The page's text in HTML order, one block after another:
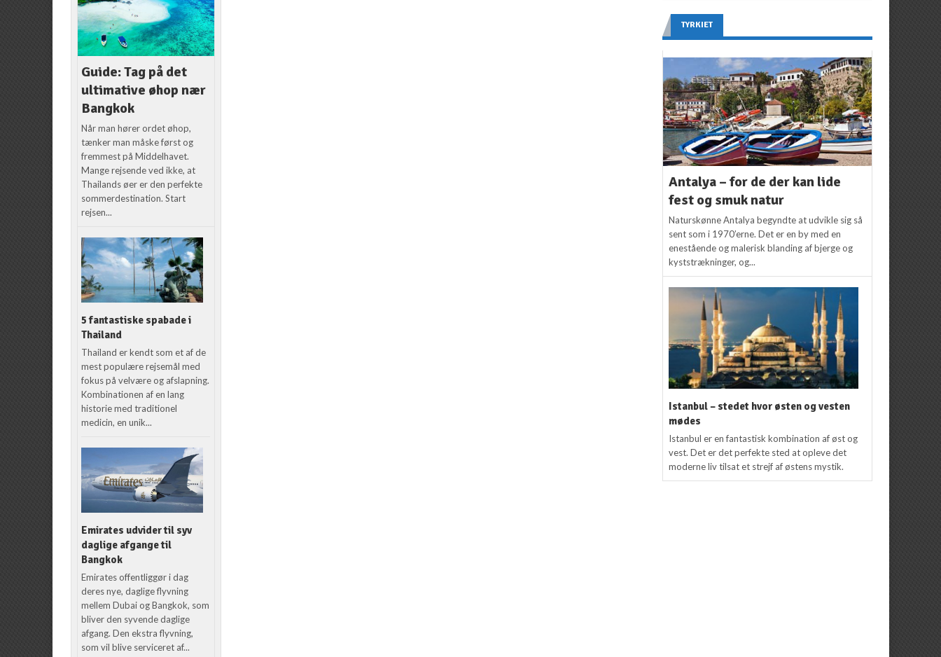
Guide: Tag på det
ultimative øhop nær
Bangkok
Når man hører ordet øhop,
tænker man måske først og
fremmest på Middelhavet.
Mange rejsende ved ikke, at
Thailands øer er den perfekte
sommerdestination. Start
rejsen...
5 fantastiske spabade i
Thailand
Thailand er kendt som et af de
mest populære rejsemål med
fokus på velvære og afslapning.
Kombinationen af en lang
historie med traditionel
medicin, en unik...
Emirates udvider til syv
daglige afgange til
Bangkok
Emirates offentliggør i dag
deres nye, daglige flyvning
mellem Dubai og Bangkok, som
bliver den syvende daglige
afgang. Den ekstra flyvning,
som vil blive serviceret af...
TYRKIET
Antalya – for de der kan lide
fest og smuk natur
Naturskønne Antalya begyndte at udvikle sig så
sent som i 1970’erne. Det er en by med en
enestående og malerisk blanding af bjerge og
kyststrækninger, og...
Istanbul – stedet hvor østen og vesten
mødes
Istanbul er en fantastisk kombination af øst og
vest. Det er det perfekte sted at opleve det
moderne liv tilsat et strejf af østens mystik.